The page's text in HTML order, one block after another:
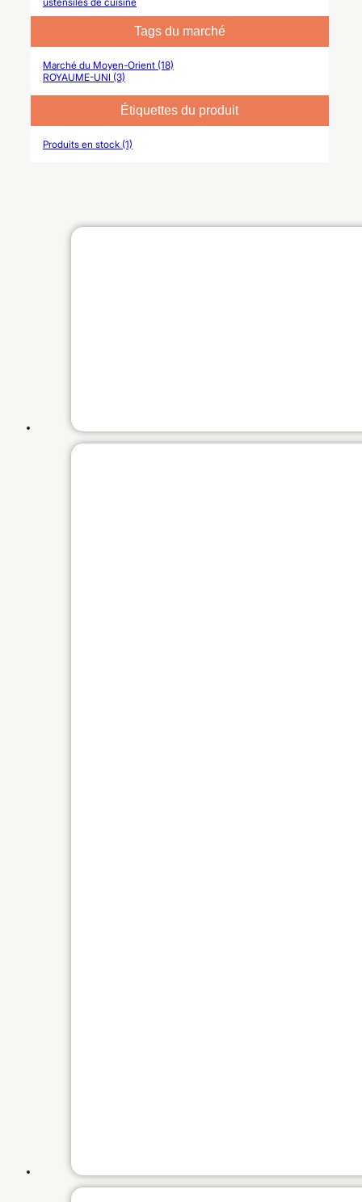
Tags du marché
Marché du Moyen-Orient (18)
ROYAUME-UNI (3)
Étiquettes du produit
Produits en stock (1)